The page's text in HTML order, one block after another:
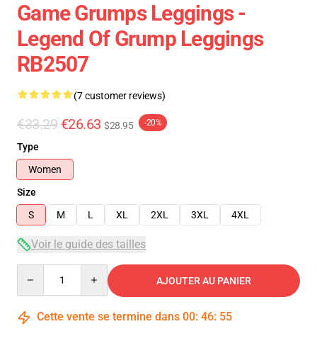
Game Grumps Leggings -
Legend Of Grump Leggings
RB2507
(7 customer reviews)
€33.29 €26.63 $28.95 -20%
Type
Women
Size
S
M L XL 2XL 3XL 4XL
Voir le guide des tailles
AJOUTER AU PANIER
Cette vente se termine dans 00: 46: 54